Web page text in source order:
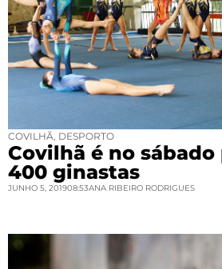
COVILHÃ, DESPORTO
Covilhã é no sábado
400 ginastas
JUNHO 5, 201908:53ANA RIBEIRO RODRIGUES